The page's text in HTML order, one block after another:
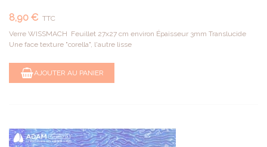
8,90 € TTC
Verre WISSMACH Feuillet 27x27 cm environ Épaisseur 3mm Translucide
Une face texture "corella", l'autre lisse
AJOUTER AU PANIER